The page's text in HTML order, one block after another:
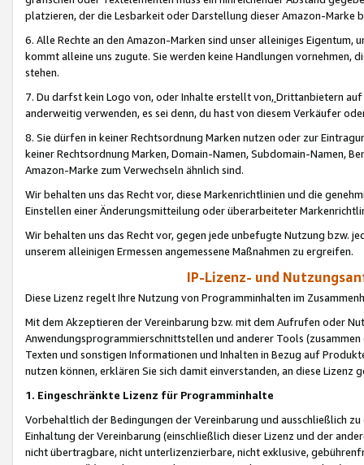
platzieren, der die Lesbarkeit oder Darstellung dieser Amazon-Marke
6. Alle Rechte an den Amazon-Marken sind unser alleiniges
kommt alleine uns zugute. Sie werden keine Handlungen vornehmen,
stehen.
7. Du darfst kein Logo von, oder Inhalte erstellt von,Drittanbietern auf
anderweitig verwenden, es sei denn, du hast von diesem Verkäufer
8. Sie dürfen in keiner Rechtsordnung Marken nutzen oder zur
keiner Rechtsordnung Marken, Domain-Namen, Subdomain-Namen,
Amazon-Marke zum Verwechseln ähnlich sind.
Wir behalten uns das Recht vor, diese Markenrichtlinien und die
Einstellen einer Änderungsmitteilung oder überarbeiteter
Wir behalten uns das Recht vor, gegen jede unbefugte Nutzung bzw.
unserem alleinigen Ermessen angemessene Maßnahmen zu ergreifen.
IP-Lizenz- und
Diese Lizenz regelt Ihre Nutzung von Programminhalten im
Mit dem Akzeptieren der Vereinbarung bzw. mit dem Aufrufen oder
Anwendungsprogrammierschnittstellen und anderer Tools (zusammen
Texten und sonstigen Informationen und Inhalten in Bezug auf
nutzen können, erklären Sie sich damit einverstanden, an diese Lizenz
1. Eingeschränkte Lizenz für Programminhalte
Vorbehaltlich der Bedingungen der Vereinbarung und ausschließlich
Einhaltung der Vereinbarung (einschließlich dieser Lizenz und der
nicht übertragbare, nicht unterlizenzierbare, nicht exklusive,